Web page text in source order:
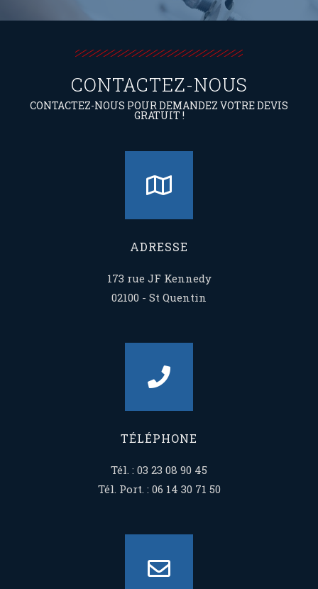
CONTACTEZ-NOUS
CONTACTEZ-NOUS POUR DEMANDEZ VOTRE DEVIS
GRATUIT !
ADRESSE
173 rue JF Kennedy
02100 - St Quentin
TÉLÉPHONE
Tél. : 03 23 08 90 45
Tél. Port. : 06 14 30 71 50